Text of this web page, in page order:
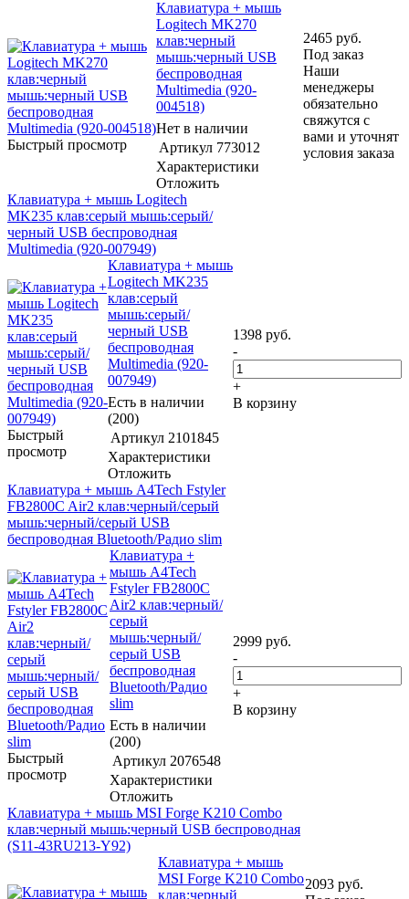
Быстрый просмотр
Клавиатура + мышь
Logitech MK270
клав:черный
мышь:черный USB
беспроводная
Multimedia (920-
004518)
Нет в наличии
Артикул 773012
Характеристики
Отложить
2465 руб.
Под заказ
Наши
менеджеры
обязательно
свяжутся с
вами и уточнят
условия заказа
Клавиатура + мышь Logitech
MK235 клав:серый мышь:серый/
черный USB беспроводная
Multimedia (920-007949)
Быстрый
просмотр
Клавиатура + мышь
Logitech MK235
клав:серый
мышь:серый/
черный USB
беспроводная
Multimedia (920-
007949)
Есть в наличии
(200)
Артикул 2101845
Характеристики
Отложить
1398 руб.
-
+
В корзину
Клавиатура + мышь A4Tech Fstyler
FB2800C Air2 клав:черный/серый
мышь:черный/серый USB
беспроводная Bluetooth/Радио slim
Быстрый
просмотр
Клавиатура +
мышь A4Tech
Fstyler FB2800C
Air2 клав:черный/
серый
мышь:черный/
серый USB
беспроводная
Bluetooth/Радио
slim
Есть в наличии
(200)
Артикул 2076548
Характеристики
Отложить
2999 руб.
-
+
В корзину
Клавиатура + мышь MSI Forge K210 Combo
клав:черный мышь:черный USB беспроводная
(S11-43RU213-Y92)
Клавиатура + мышь
MSI Forge K210 Combo
клав:черный
2093 руб.